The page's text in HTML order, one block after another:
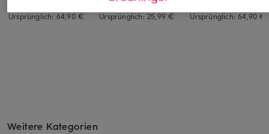
Ursprünglich: 64,90 €
11,04 €
Ursprünglich: 25,99 €
Ursprünglich:64,90 €
Weitere Kategorien